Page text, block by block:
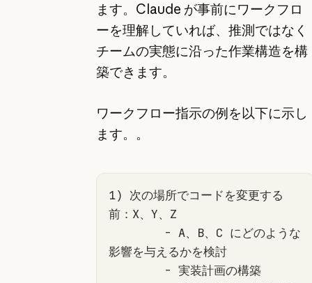
ます。Claude が事前にワークフロ
ーを理解していれば、推測ではなく
チームの実態に沿った作業構造を構
築できます。
ワークフロー指示の例を以下に示し
ます。。
1) 次の場所でコードを変更する
	-
A、B、C にどのような
影響を与えるかを検討
	-
実装計画の構築